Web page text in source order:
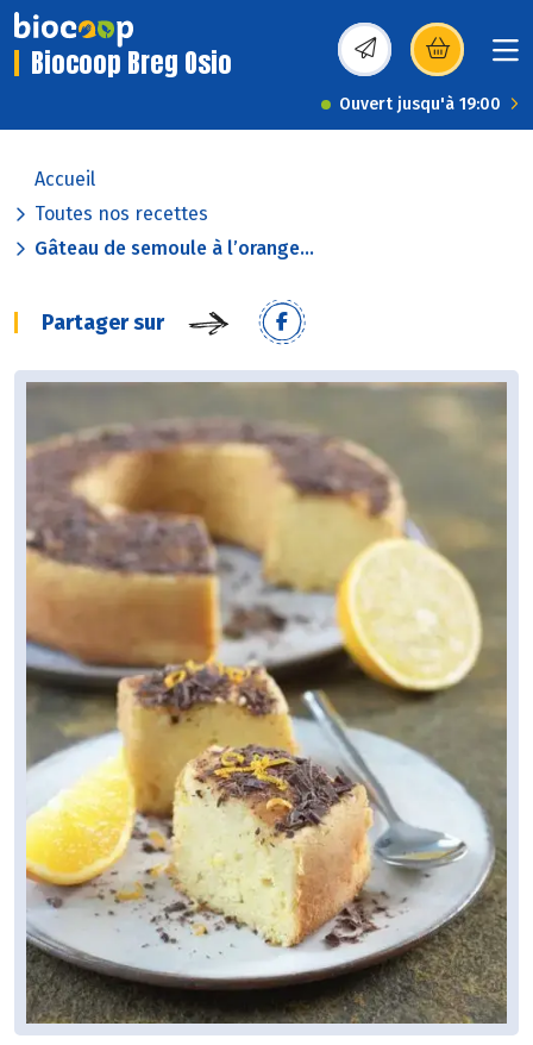
Biocoop Breg Osio (s’ouvre dans une
Ouvert jusqu'à 19:00
Accueil
Toutes nos recettes
Gâteau de semoule à l’orange...
Partager sur